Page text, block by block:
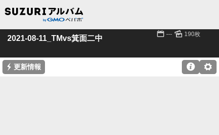
2021-08-11_TMvs箕面二中 📅 --- 🌄 190枚
⚡ 更新情報 ⚙
